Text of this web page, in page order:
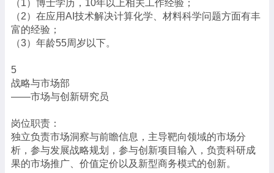
（1）博士学历，10年以上相关工作经验；
（2）在应用AI技术解决计算化学、材料科学问题方面有丰
富的经验；
（3）年龄55周岁以下。
5
战略与市场部
——市场与创新研究员
岗位职责：
独立负责市场洞察与前瞻信息，主导靶向领域的市场分
析，参与发展战略规划，参与创新项目输入，负责科研成
果的市场推广、价值定价以及新型商务模式的创新。